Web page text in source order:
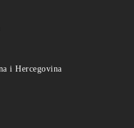
i Hercegovina